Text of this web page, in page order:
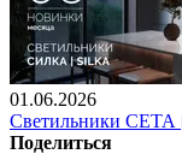
01.06.2026
Светильники СЕТА
Поделиться